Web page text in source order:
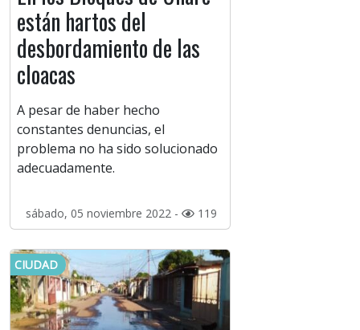
están hartos del
desbordamiento de las
cloacas
A pesar de haber hecho
constantes denuncias, el
problema no ha sido solucionado
adecuadamente.
sábado, 05 noviembre 2022 - 119
CIUDAD